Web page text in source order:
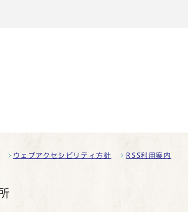
ウェブアクセシビリティ方針 RSS利用案内